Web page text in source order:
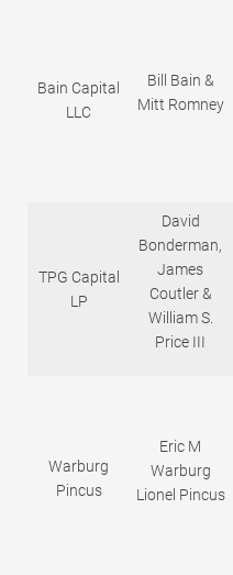
Bain Capital
LLC
Bill Bain &
Mitt Romney
TPG Capital
LP
David
Bonderman,
James
Coutler &
William S.
Price III
Warburg
Pincus
Eric M
Warburg
Lionel Pincus